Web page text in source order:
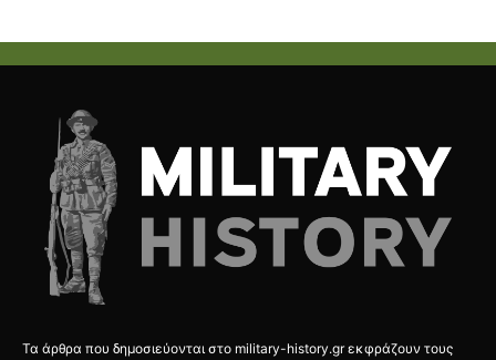
Τα άρθρα που δημοσιεύονται στο military-history.gr εκφράζουν τους